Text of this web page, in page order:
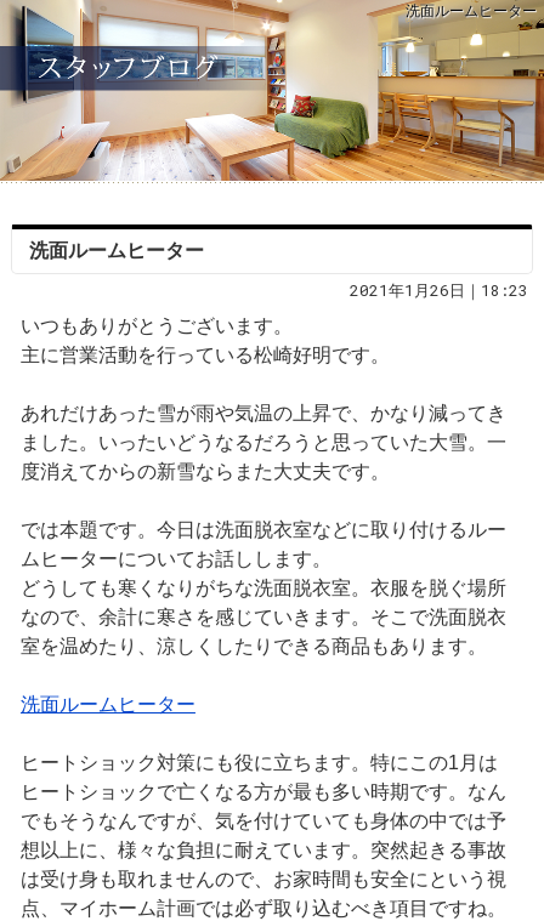
洗面ルームヒーター
洗面ルームヒーター
2021年1月26日｜18:23
いつもありがとうございます。
主に営業活動を行っている松崎好明です。
あれだけあった雪が雨や気温の上昇で、かなり減ってき
ました。いったいどうなるだろうと思っていた大雪。一
度消えてからの新雪ならまた大丈夫です。
では本題です。今日は洗面脱衣室などに取り付けるルー
ムヒーターについてお話しします。
どうしても寒くなりがちな洗面脱衣室。衣服を脱ぐ場所
なので、余計に寒さを感じていきます。そこで洗面脱衣
室を温めたり、涼しくしたりできる商品もあります。
洗面ルームヒーター
ヒートショック対策にも役に立ちます。特にこの1月は
ヒートショックで亡くなる方が最も多い時期です。なん
でもそうなんですが、気を付けていても身体の中では予
想以上に、様々な負担に耐えています。突然起きる事故
は受け身も取れませんので、お家時間も安全にという視
点、マイホーム計画では必ず取り込むべき項目ですね。